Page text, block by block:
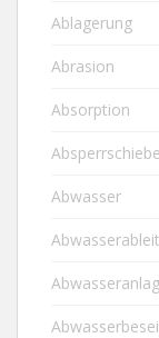
Ablagerung
Abrasion
Absorption
Abwasser